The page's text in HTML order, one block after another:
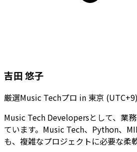
吉田 悠子
厳選Music Techプロ in 東京 (UTC+9)
Music Tech Developersとして、業
ています。Music Tech、Python、
も、複雑なプロジェクトに必要な柔